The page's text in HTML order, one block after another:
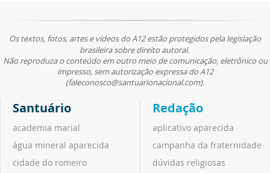
Os textos, fotos, artes e vídeos do A12 estão protegidos pela legislação
brasileira sobre direito autoral.
Não reproduza o conteúdo em outro meio de comunicação, eletrônico ou
impresso, sem autorização expressa do A12
(faleconosco@santuarionacional.com).
Santuário
academia marial
água mineral aparecida
cidade do romeiro
Redação
aplicativo aparecida
campanha da fraternidade
dúvidas religiosas